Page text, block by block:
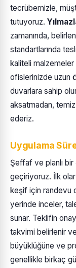
tecrübemizle,
tutuyoruz.
zamanında,
standartlarında
kaliteli
ofislerinizde uzun
duvarlara sahip
aksatmadan,
ederiz.
Uygulama
Şeffaf ve planlı
geçiriyoruz. İlk
keşif için randevu
yerinde inceler,
sunar. Teklifin
takvimi belirlenir
büyüklüğüne ve
genellikle birkaç